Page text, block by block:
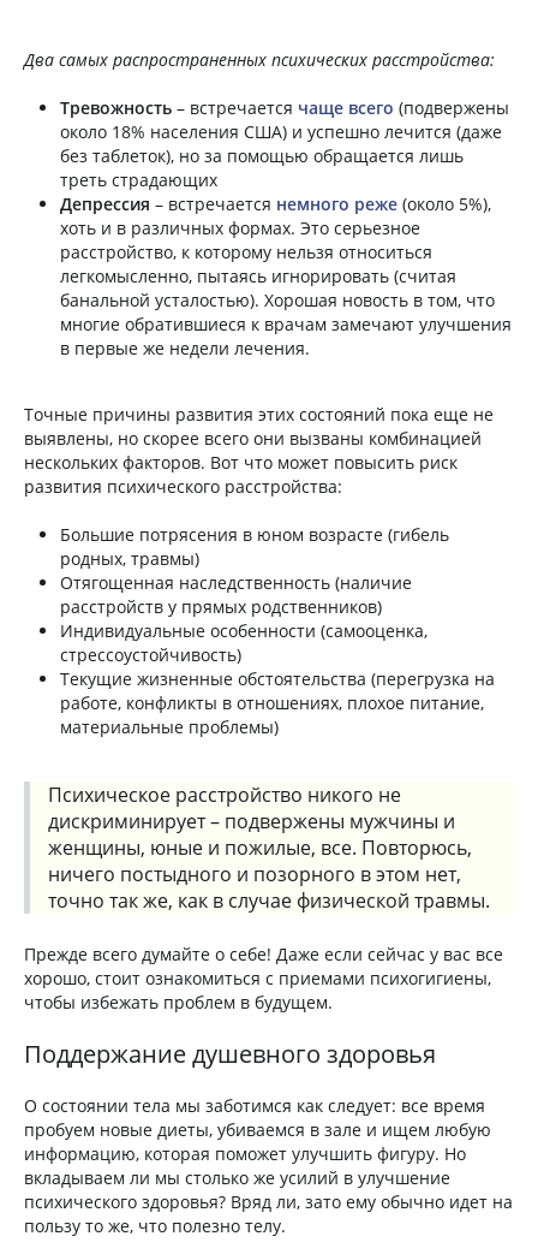
Два самых распространенных психических расстройства:
Тревожность – встречается чаще всего (подвержены
около 18% населения США) и успешно лечится (даже
без таблеток), но за помощью обращается лишь
треть страдающих
Депрессия – встречается немного реже (около 5%),
хоть и в различных формах. Это серьезное
расстройство, к которому нельзя относиться
легкомысленно, пытаясь игнорировать (считая
банальной усталостью). Хорошая новость в том, что
многие обратившиеся к врачам замечают улучшения
в первые же недели лечения.
Точные причины развития этих состояний пока еще не
выявлены, но скорее всего они вызваны комбинацией
нескольких факторов. Вот что может повысить риск
развития психического расстройства:
Большие потрясения в юном возрасте (гибель
родных, травмы)
Отягощенная наследственность (наличие
расстройств у прямых родственников)
Индивидуальные особенности (самооценка,
стрессоустойчивость)
Текущие жизненные обстоятельства (перегрузка на
работе, конфликты в отношениях, плохое питание,
материальные проблемы)
Психическое расстройство никого не
дискриминирует – подвержены мужчины и
женщины, юные и пожилые, все. Повторюсь,
ничего постыдного и позорного в этом нет,
точно так же, как в случае физической травмы.
Прежде всего думайте о себе! Даже если сейчас у вас все
хорошо, стоит ознакомиться с приемами психогигиены,
чтобы избежать проблем в будущем.
Поддержание душевного здоровья
О состоянии тела мы заботимся как следует: все время
пробуем новые диеты, убиваемся в зале и ищем любую
информацию, которая поможет улучшить фигуру. Но
вкладываем ли мы столько же усилий в улучшение
психического здоровья? Вряд ли, зато ему обычно идет на
пользу то же, что полезно телу.